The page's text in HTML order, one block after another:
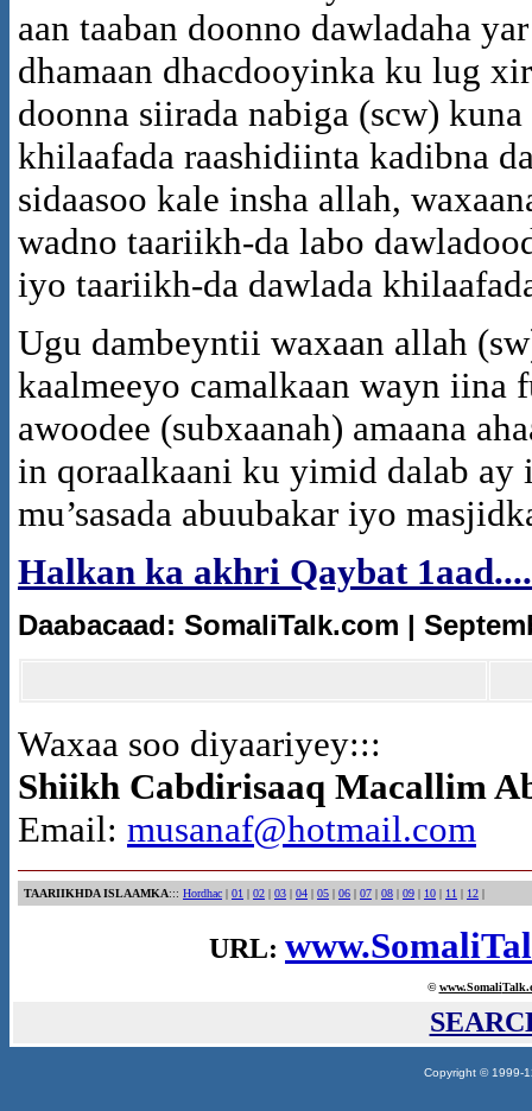
aan taaban doonno dawladaha
dhamaan dhacdooyinka ku lug
doonna siirada nabiga (scw)
khilaafada raashidiinta kadibna
sidaasoo kale insha allah,
wadno taariikh-da labo
iyo taariikh-da dawlada
Ugu dambeyntii waxaan allah
kaalmeeyo camalkaan wayn iina
awoodee (subxaanah) amaana
in qoraalkaani ku yimid dalab ay
mu’sasada abuubakar iyo
Halkan ka akhri Qaybat
Daabacaad: SomaliTalk.com |
Waxaa soo diyaariyey:::
Shiikh Cabdirisaaq Macallim
Email: musanaf@hotmail.com
TAARIIKHDA ISLAAMKA::: Hordhac | 01 | 02 | 03 | 04 | 05 | 06 | 07 | 08 | 09 | 10 | 11 | 12 |
URL:
©www.Somali
Copyright © 1999-